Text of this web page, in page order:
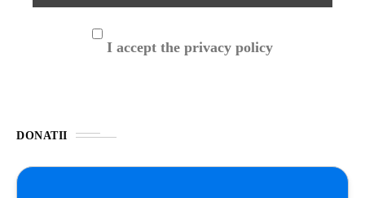
I accept the privacy policy
DONATII